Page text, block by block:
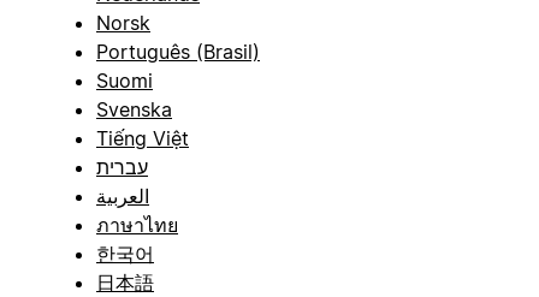
Norsk
Português (Brasil)
Suomi
Svenska
Tiếng Việt
עברית
العربية
ภาษาไทย
한국어
日本語